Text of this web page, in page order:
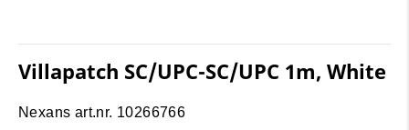
Villapatch SC/UPC-SC/UPC 1m, White
Nexans art.nr. 10266766